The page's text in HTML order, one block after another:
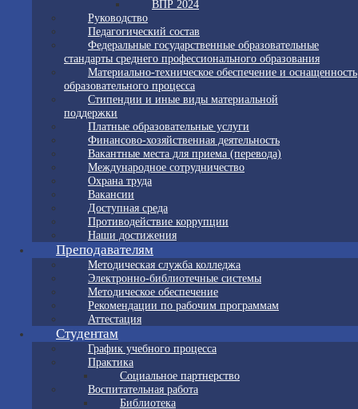
ВПР 2024
Руководство
Педагогический состав
Федеральные государственные образовательные
стандарты среднего профессионального образования
Материально-техническое обеспечение и оснащенность
образовательного процесса
Стипендии и иные виды материальной
поддержки
Платные образовательные услуги
Финансово-хозяйственная деятельность
Вакантные места для приема (перевода)
Международное сотрудничество
Охрана труда
Вакансии
Доступная среда
Противодействие коррупции
Наши достижения
Преподавателям
Методическая служба колледжа
Электронно-библиотечные системы
Методическое обеспечение
Рекомендации по рабочим программам
Аттестация
Студентам
График учебного процесса
Практика
Социальное партнерство
Воспитательная работа
Библиотека